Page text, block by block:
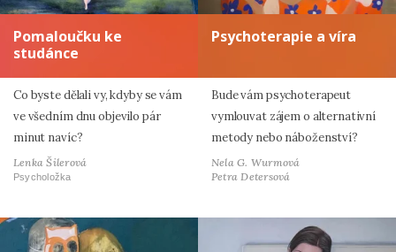
Pomaloučku ke
studánce
Co byste dělali vy, kdyby se vám
ve všedním dnu objevilo pár
minut navíc?
Lenka Šilerová
Psycholožka
Psychoterapie a víra
Bude vám psychoterapeut
vymlouvat zájem o alternativní
metody nebo náboženství?
Nela G. Wurmová
Petra Detersová